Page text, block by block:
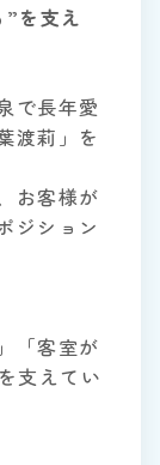
を支え
で長年愛
渡莉」を
お客様が
ジション
「客室が
支えてい